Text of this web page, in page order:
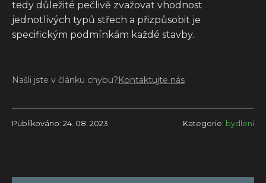
tedy důležité pečlivě zvažovat vhodnost
jednotlivých typů střech a přizpůsobit je
specifickým podmínkám každé stavby.
Našli jste v článku chybu?Kontaktujte nás
Publikováno: 24. 08. 2023 Kategorie: bydlení